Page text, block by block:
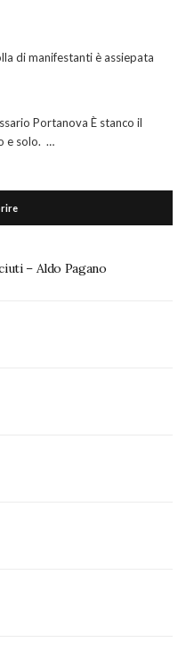
di manifestanti è assiepata
Portanova È stanco il
e solo. …
– Aldo Pagano